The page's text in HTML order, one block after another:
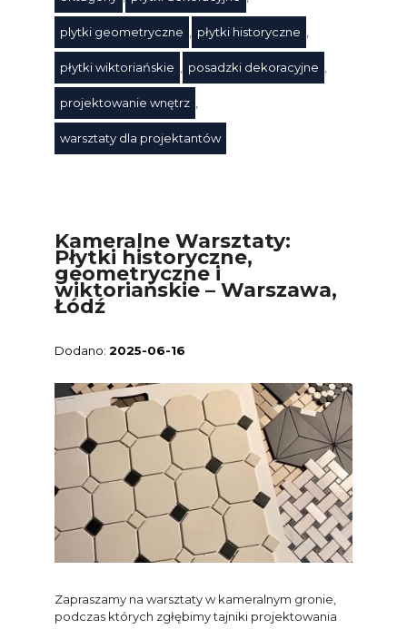
Tagi
plytki geometryczne płytki historyczne
płytki wiktoriańskie posadzki dekoracyjne
projektowanie wnętrz
warsztaty dla projektantów
Kameralne Warsztaty:
Płytki historyczne,
geometryczne i
wiktoriańskie – Warszawa,
Łódź
2025-06-16
Zapraszamy na warsztaty w kameralnym gronie,
podczas których zgłębimy tajniki projektowania